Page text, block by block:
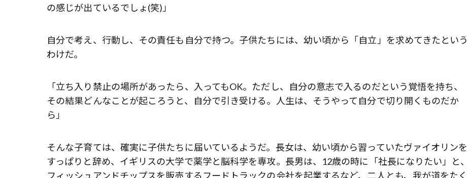
の感じが出ているでしょ(笑)」
自分で考え、行動し、その責任も自分で持つ。子供たちには、幼い頃から「自立」を求めてきたという
わけだ。
「立ち入り禁止の場所があったら、入ってもOK。ただし、自分の意志で入るのだという覚悟を持ち、
その結果どんなことが起ころうと、自分で引き受ける。人生は、そうやって自分で切り開くものだか
ら」
そんな子育ては、確実に子供たちに届いているようだ。長女は、幼い頃から習っていたヴァイオリンを
すっぱりと辞め、イギリスの大学で薬学と脳科学を専攻。長男は、12歳の時に「社長になりたい」と、
フィッシュアンドチップスを販売するフードトラックの会社を起業するなど、二人とも、我が道をたく